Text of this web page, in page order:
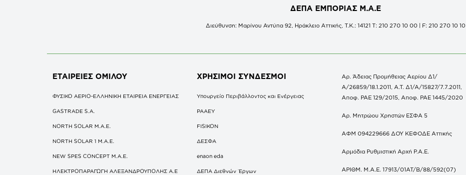
ΔΕΠΑ ΕΜΠΟΡΙΑΣ Μ.Α.Ε
Διεύθυνση: Μαρίνου Αντύπα 92, Ηράκλειο Αττικής, Τ.Κ.: 14121 Τ: 210 270 10 00 | F: 210 270 10 10
ΕΤΑΙΡΕΙΕΣΟΜΙΛΟΥ
ΦΥΣΙΚΟ ΑΕΡΙΟ-ΕΛΛΗΝΙΚΗ ΕΤΑΙΡΕΙΑ ΕΝΕΡΓΕΙΑΣ
GASTRADE S.A.
NORTH SOLAR M.Α.Ε.
NORTH SOLAR 1 M.Α.Ε.
NEW SPES CONCEPT Μ.Α.Ε.
ΗΛΕΚΤΡΟΠΑΡΑΓΩΓΗ ΑΛΕΞΑΝΔΡΟΥΠΟΛΗΣ A.E
ΧΡΗΣΙΜΟΙ ΣΥΝΔΕΣΜΟΙ
Υπουργείο Περιβάλλοντος και Ενέργειας
ΡΑΑΕΥ
FISIKON
ΔΕΣΦΑ
enaon eda
ΔΕΠΑ Διεθνών Έργων
Αρ. Άδειας Προμήθειας Αερίου Δ1/
Α/26859/18.1.2011, Α.Τ. Δ1/Α/15827/7.7.2011,
Αποφ. ΡΑΕ 129/2015, Αποφ. ΡΑΕ 1445/2020
Αρ. Μητρώου Χρηστών ΕΣΦΑ 5
ΑΦΜ 094229666 ΔΟΥ ΚΕΦΟΔΕ Αττικής
Αρμόδια Ρυθμιστική Αρχή Ρ.Α.Ε.
ΑΡΙΘΜ. Μ.Α.Ε. 17913/01ΑΤ/Β/88/592(07)